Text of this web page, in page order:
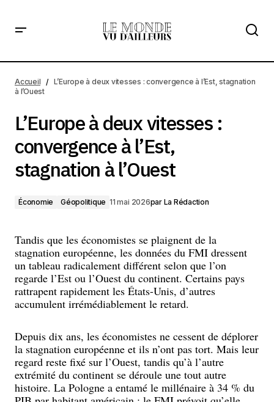
à l’Ouest
Accueil
L’Europe à deux vitesses : convergence à l’Est, stagnation
à l’Ouest
L’Europe à deux vitesses :
convergence à l’Est,
stagnation à l’Ouest
Économie Géopolitique 11 mai 2026par La Rédaction
Tandis que les économistes se plaignent de la
stagnation européenne, les données du FMI dressent
un tableau radicalement différent selon que l’on
regarde l’Est ou l’Ouest du continent. Certains pays
rattrapent rapidement les États-Unis, d’autres
accumulent irrémédiablement le retard.
Depuis dix ans, les économistes ne cessent de déplorer
la stagnation européenne et ils n’ont pas tort. Mais leur
regard reste fixé sur l’Ouest, tandis qu’à l’autre
extrémité du continent se déroule une tout autre
histoire. La Pologne a entamé le millénaire à 34 % du